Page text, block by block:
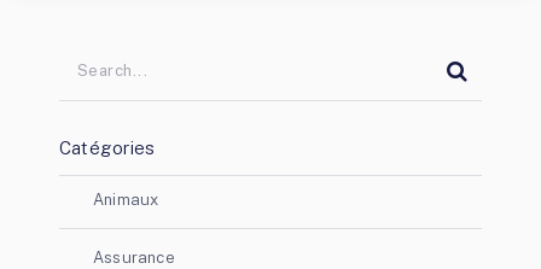
Catégories
Animaux
Assurance